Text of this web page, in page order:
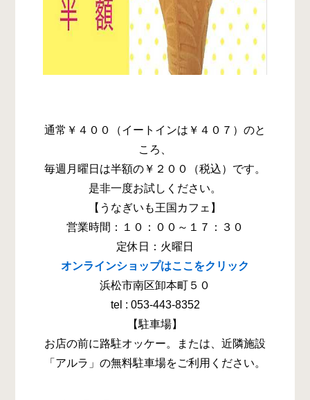
通常￥４００（イートインは￥４０７）のと
ころ、
毎週月曜日は半額の￥２００（税込）です。
是非一度お試しください。
【うなぎいも王国カフェ】
営業時間：１０：００～１７：３０
定休日：火曜日
オンラインショップはここをクリック
浜松市南区卸本町５０
tel : 053-443-8352
【駐車場】
お店の前に路駐オッケー。または、近隣施設
「アルラ」の無料駐車場をご利用ください。